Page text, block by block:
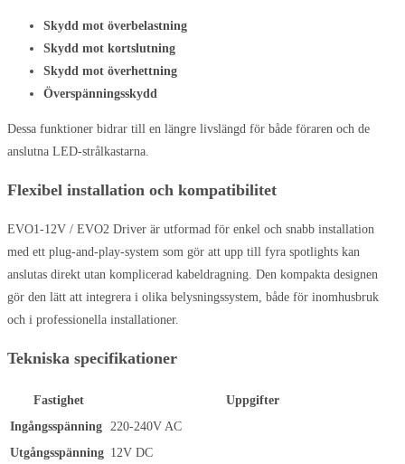
Skydd mot överbelastning
Skydd mot kortslutning
Skydd mot överhettning
Överspänningsskydd
Dessa funktioner bidrar till en längre livslängd för både föraren och de
anslutna LED-strålkastarna.
Flexibel installation och kompatibilitet
EVO1-12V / EVO2 Driver är utformad för enkel och snabb installation
med ett plug-and-play-system som gör att upp till fyra spotlights kan
anslutas direkt utan komplicerad kabeldragning. Den kompakta designen
gör den lätt att integrera i olika belysningssystem, både för inomhusbruk
och i professionella installationer.
Tekniska specifikationer
Fastighet
Uppgifter
Ingångsspänning
220-240V AC
Utgångsspänning 12V DC